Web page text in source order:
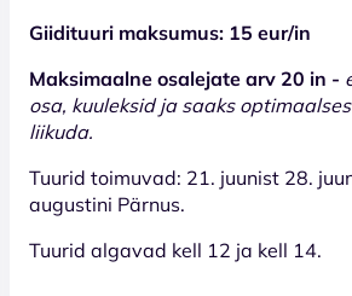
Giidituuri maksumus: 15 eur/in
Maksimaalne osalejate arv 20 in -
osa, kuuleksid ja saaks
liikuda.
Tuurid toimuvad: 21. juunist 28.
augustini Pärnus.
Tuurid algavad kell 12 ja kell 14.